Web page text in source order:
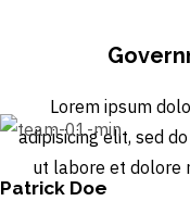
Lorem ipsum
adipisicing elit, sed
ut labore et dolore
Patrick Doe